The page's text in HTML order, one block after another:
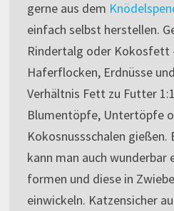
gerne aus dem
einfach selbst herstellen.
Rindertalg oder Kokosfett
Haferflocken, Erdnüsse
Verhältnis Fett zu Futter
Blumentöpfe, Untertöpfe
Kokosnussschalen
kann man auch wunderbar
formen und diese in
einwickeln. Katzensicher